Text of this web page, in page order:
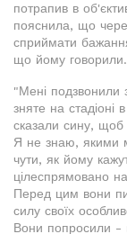
потрапив в
пояснила, що
сприймати
що йому говорили.
"Мені подзвонили
зняте на стадіоні
сказали сину, щоб
Я не знаю, якими
чути, як йому
цілеспрямовано
Перед цим вони
силу своїх
Вони попросили -